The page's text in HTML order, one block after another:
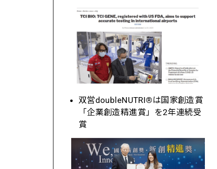
双営doubleNUTRI®は国家創造賞
「企業創造精進賞」を2年連続受
賞